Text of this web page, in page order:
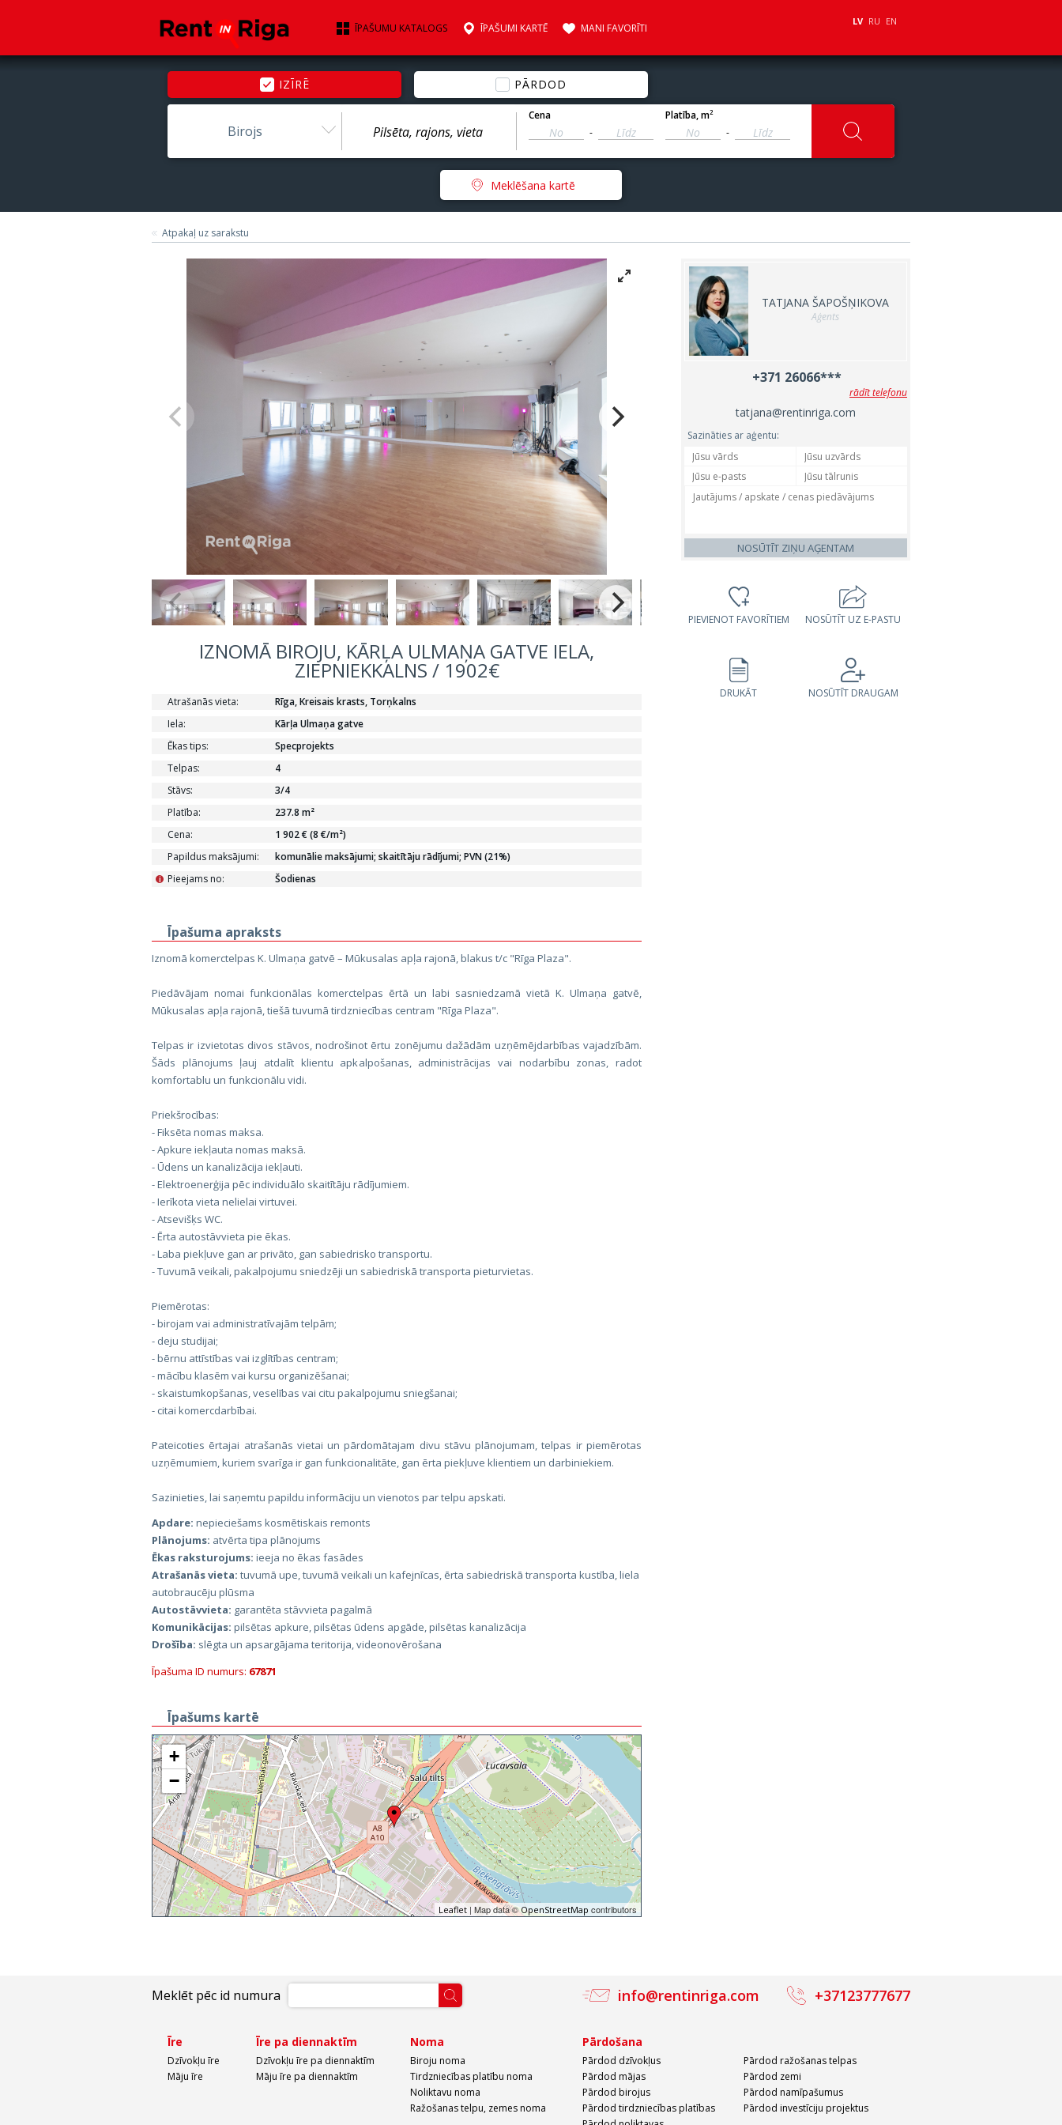
ĪPAŠUMU KATALOGS ĪPAŠUMI KARTĒ MANI FAVORĪTI
LV RU EN
IZĪRĒ PĀRDOD
Birojs
Cena
-
Platība, m2
-
Meklēšana kartē
Atpakaļ uz sarakstu
IZNOMĀ BIROJU, KĀRĻA ULMAŅA GATVE IELA,
ZIEPNIEKKALNS / 1902€
Atrašanās vieta:
Rīga, Kreisais krasts, Torņkalns
Iela:
Kārļa Ulmaņa gatve
Ēkas tips:
Specprojekts
Telpas:
4
Stāvs:
3/4
Platība:
237.8 m²
Cena:
1 902 € (8 €/m²)
Papildus maksājumi:
komunālie maksājumi; skaitītāju rādījumi; PVN (21%)
Pieejams no:
i Šodienas
Īpašuma apraksts
Iznomā komerctelpas K. Ulmaņa gatvē – Mūkusalas apļa rajonā, blakus t/c "Rīga Plaza".
Piedāvājam nomai funkcionālas komerctelpas ērtā un labi sasniedzamā vietā K. Ulmaņa gatvē,
Mūkusalas apļa rajonā, tiešā tuvumā tirdzniecības centram "Rīga Plaza".
Telpas ir izvietotas divos stāvos, nodrošinot ērtu zonējumu dažādām uzņēmējdarbības vajadzībām.
Šāds plānojums ļauj atdalīt klientu apkalpošanas, administrācijas vai nodarbību zonas, radot
komfortablu un funkcionālu vidi.
Priekšrocības:
- Fiksēta nomas maksa.
- Apkure iekļauta nomas maksā.
- Ūdens un kanalizācija iekļauti.
- Elektroenerģija pēc individuālo skaitītāju rādījumiem.
- Ierīkota vieta nelielai virtuvei.
- Atsevišķs WC.
- Ērta autostāvvieta pie ēkas.
- Laba piekļuve gan ar privāto, gan sabiedrisko transportu.
- Tuvumā veikali, pakalpojumu sniedzēji un sabiedriskā transporta pieturvietas.
Piemērotas:
- birojam vai administratīvajām telpām;
- deju studijai;
- bērnu attīstības vai izglītības centram;
- mācību klasēm vai kursu organizēšanai;
- skaistumkopšanas, veselības vai citu pakalpojumu sniegšanai;
- citai komercdarbībai.
Pateicoties ērtajai atrašanās vietai un pārdomātajam divu stāvu plānojumam, telpas ir piemērotas
uzņēmumiem, kuriem svarīga ir gan funkcionalitāte, gan ērta piekļuve klientiem un darbiniekiem.
Sazinieties, lai saņemtu papildu informāciju un vienotos par telpu apskati.
Apdare: nepieciešams kosmētiskais remonts
Plānojums: atvērta tipa plānojums
Ēkas raksturojums: ieeja no ēkas fasādes
Atrašanās vieta: tuvumā upe, tuvumā veikali un kafejnīcas, ērta sabiedriskā transporta kustība, liela
autobraucēju plūsma
Autostāvvieta: garantēta stāvvieta pagalmā
Komunikācijas: pilsētas apkure, pilsētas ūdens apgāde, pilsētas kanalizācija
Drošība: slēgta un apsargājama teritorija, videonovērošana
Īpašuma ID numurs: 67871
Īpašums kartē
+
−
Leaflet | Map data ©OpenStreetMap contributors
TATJANA ŠAPOŠŅIKOVA
Aģents
+371 26066***
rādīt telefonu
tatjana@rentinriga.com
Sazināties ar aģentu:
NOSŪTĪT ZIŅU AĢENTAM
PIEVIENOT FAVORĪTIEM NOSŪTĪT UZ E-PASTU
DRUKĀT NOSŪTĪT DRAUGAM
Meklēt pēc id numura info@rentinriga.com +37123777677
Īre
Dzīvokļu īre
Māju īre
Īre pa diennaktīm
Dzīvokļu īre pa diennaktīm
Māju īre pa diennaktīm
Noma
Biroju noma
Tirdzniecības platību noma
Noliktavu noma
Ražošanas telpu, zemes noma
Pārdošana
Pārdod dzīvokļus
Pārdod mājas
Pārdod birojus
Pārdod tirdzniecības platības
Pārdod ražošanas telpas
Pārdod zemi
Pārdod namīpašumus
Pārdod investīciju projektus